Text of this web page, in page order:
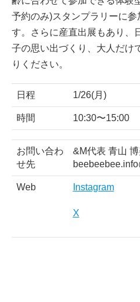
予約のみ)スタンプラリーに
す。さらに産直出展もあり、
子の思い出づくり、大人だけ
りください。
日程 1/26(月)
時間 10:30〜15:00
お問い合わ
せ先
&M代表 青山
Web Instagram
X